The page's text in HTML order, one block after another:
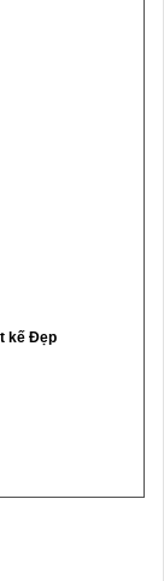
kế Đẹp